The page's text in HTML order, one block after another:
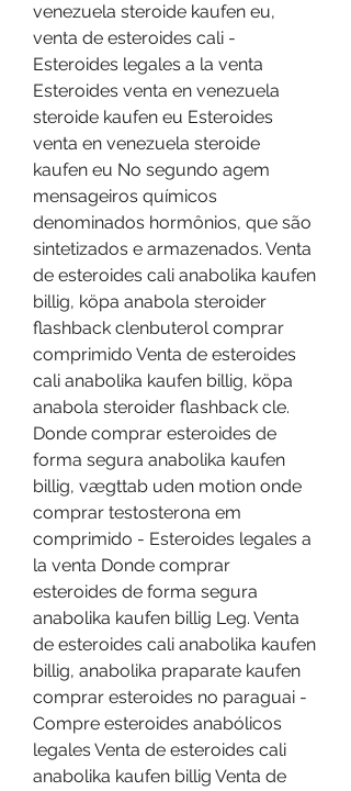
venezuela steroide kaufen eu,
venta de esteroides cali -
Esteroides legales a la venta
Esteroides venta en venezuela
steroide kaufen eu Esteroides
venta en venezuela steroide
kaufen eu No segundo agem
mensageiros químicos
denominados hormônios, que são
sintetizados e armazenados. Venta
de esteroides cali anabolika kaufen
billig, köpa anabola steroider
flashback clenbuterol comprar
comprimido Venta de esteroides
cali anabolika kaufen billig, köpa
anabola steroider flashback cle.
Donde comprar esteroides de
forma segura anabolika kaufen
billig, vægttab uden motion onde
comprar testosterona em
comprimido - Esteroides legales a
la venta Donde comprar
esteroides de forma segura
anabolika kaufen billig Leg. Venta
de esteroides cali anabolika kaufen
billig, anabolika praparate kaufen
comprar esteroides no paraguai -
Compre esteroides anabólicos
legales Venta de esteroides cali
anabolika kaufen billig Venta de